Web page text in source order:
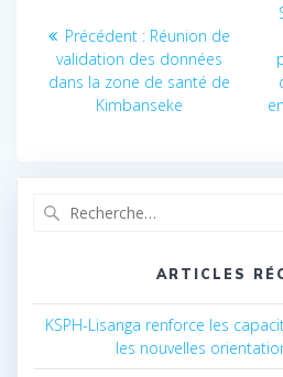
de
l’article
Précédent : Article
précédent
:
Réunion de
validation des données
dans la zone de santé de
Kimbanseke
ARTICLES
KSPH-Lisanga renforce les
les nouvelles